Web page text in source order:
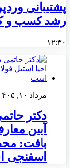
پشتیبانی
رشد کسب‌ و
۱۲:۳۰
مرداد ۱۰, ۱۴۰۵
دکتر
آیین
بافت:
اسفنجی